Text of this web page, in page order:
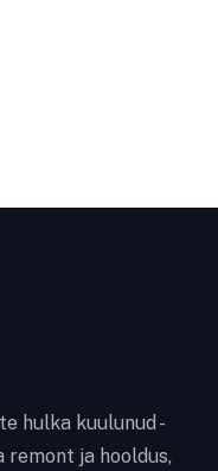
hulka kuulunud -
ja hooldus,